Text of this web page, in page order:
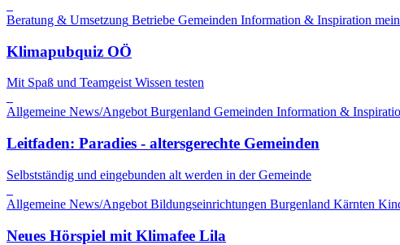
Beratung & Umsetzung Betriebe Gemeinden Information & Inspiration
Klimapubquiz OÖ
Mit Spaß und Teamgeist Wissen testen
Allgemeine News/Angebot Burgenland Gemeinden Information &
Leitfaden: Paradies - altersgerechte Gemeinden
Selbstständig und eingebunden alt werden in der Gemeinde
Allgemeine News/Angebot Bildungseinrichtungen Burgenland Kärnten
Neues Hörspiel mit Klimafee Lila